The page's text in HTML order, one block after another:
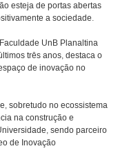
esteja de portas abertas
a sociedade.
UnB Planaltina
três anos, destaca o
de inovação no
sobretudo no ecossistema
na construção e
sendo parceiro
de Inovação